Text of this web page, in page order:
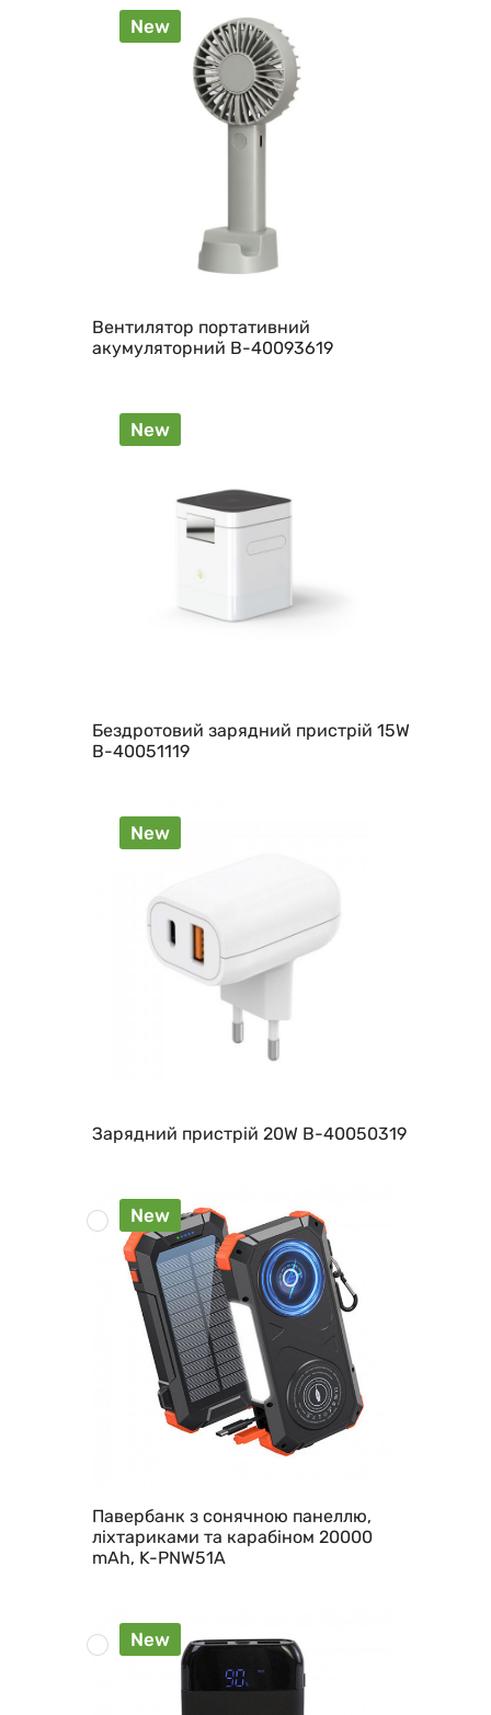
New
Вентилятор портативний
акумуляторний B-40093619
New
Бездротовий зарядний пристрій 15W
B-40051119
New
Зарядний пристрій 20W B-40050319
New
Павербанк з сонячною панеллю,
ліхтариками та карабіном 20000
mAh, K-PNW51A
New